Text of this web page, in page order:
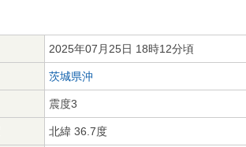
2025年07月25日 18時12分頃
茨城県沖
震度3
北緯 36.7度